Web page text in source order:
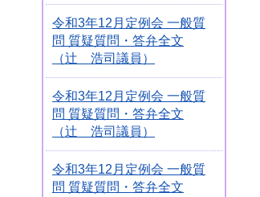
令和3年12月定例会 一般質
問 質疑質問・答弁全文
（辻 浩司議員）
令和3年12月定例会 一般質
問 質疑質問・答弁全文
（辻 浩司議員）
令和3年12月定例会 一般質
問 質疑質問・答弁全文